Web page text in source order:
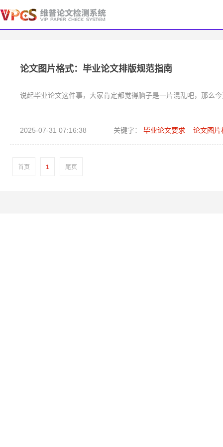
论文图片格式：毕业论文排版规范指南
说起毕业论文这件事，大家肯定都觉得脑子是一片混乱吧，那么
2025-07-31 07:16:38 关键字： 毕业论文要求 论文图片
首页 1 尾页